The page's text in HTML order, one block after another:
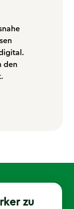
den
zu